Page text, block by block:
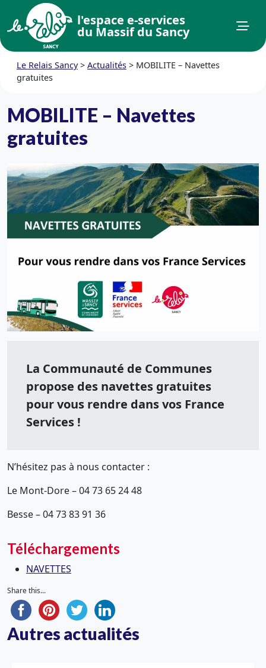
l'espace e-services
du Massif du Sancy
Le Relais Sancy> Actualités > MOBILITE – Navettes
gratuites
MOBILITE – Navettes
gratuites
La Communauté de Communes
propose des navettes gratuites
pour vous rendre dans vos France
Services !
N’hésitez pas à nous contacter :
Le Mont-Dore – 04 73 65 24 48
Besse – 04 73 83 91 36
Téléchargements
NAVETTES
Share this...
Autres actualités